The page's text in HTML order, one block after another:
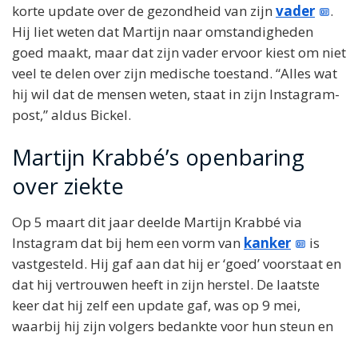
korte update over de gezondheid van zijn vader
.
Hij liet weten dat Martijn naar omstandigheden
goed maakt, maar dat zijn vader ervoor kiest om niet
veel te delen over zijn medische toestand. “Alles wat
hij wil dat de mensen weten, staat in zijn Instagram-
post,” aldus Bickel.
Martijn Krabbé’s openbaring
over ziekte
Op 5 maart dit jaar deelde Martijn Krabbé via
Instagram dat bij hem een vorm van kanker
is
vastgesteld. Hij gaf aan dat hij er ‘goed’ voorstaat en
dat hij vertrouwen heeft in zijn herstel. De laatste
keer dat hij zelf een update gaf, was op 9 mei,
waarbij hij zijn volgers bedankte voor hun steun en